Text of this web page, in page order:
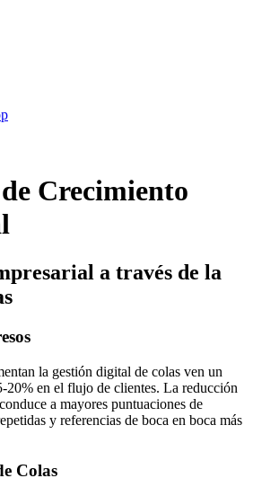
Crecimiento
a través de la
la gestión digital de colas ven un
20% en el flujo de clientes. La reducción
a mayores puntuaciones de
y referencias de boca en boca más
Colas